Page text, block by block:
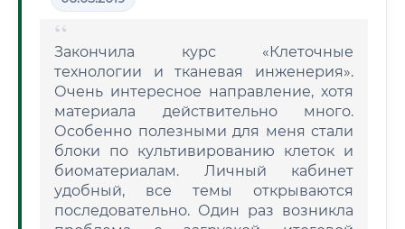
Закончила курс «Клеточные
технологии и тканевая инженерия».
Очень интересное направление, хотя
материала действительно много.
Особенно полезными для меня стали
блоки по культивированию клеток и
биоматериалам. Личный кабинет
удобный, все темы открываются
последовательно. Один раз возникла